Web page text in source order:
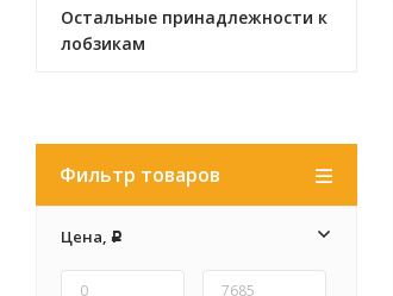
Остальные принадлежности к
лобзикам
Фильтр товаров
Цена, Р